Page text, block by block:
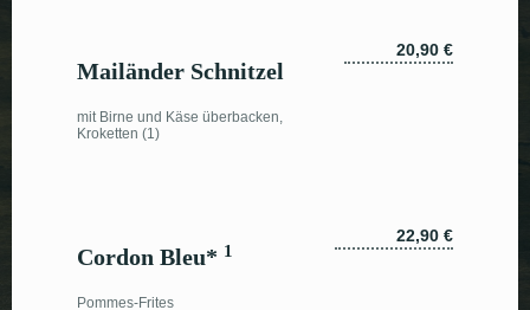
Mailänder Schnitzel
mit Birne und Käse überbacken,
Kroketten (1)
20,90 €
Cordon Bleu* 1
Pommes-Frites
22,90 €